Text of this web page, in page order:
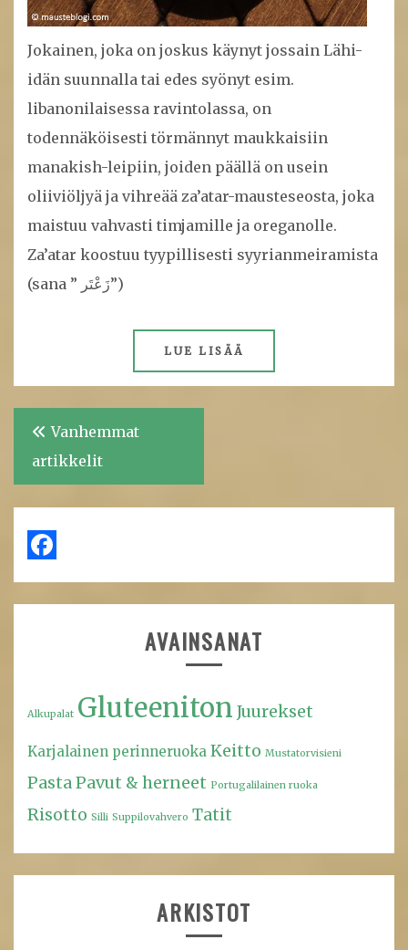
Jokainen, joka on joskus käynyt jossain Lähi-
idän suunnalla tai edes syönyt esim.
libanonilaisessa ravintolassa, on
todennäköisesti törmännyt maukkaisiin
manakish-leipiin, joiden päällä on usein
oliiviöljyä ja vihreää za’atar-mausteseosta, joka
maistuu vahvasti timjamille ja oreganolle.
Za’atar koostuu tyypillisesti syyrianmeiramista
(sana ” زَعْتَر”)
LUE LISÄÄ
Artikkelien
selaus
Vanhemmat
artikkelit
AVAINSANAT
Alkupalat Gluteeniton Juurekset
Karjalainen perinneruoka Keitto Mustatorvisieni
PastaPavut & herneet Portugalilainen ruoka
Risotto Silli Suppilovahvero Tatit
ARKISTOT